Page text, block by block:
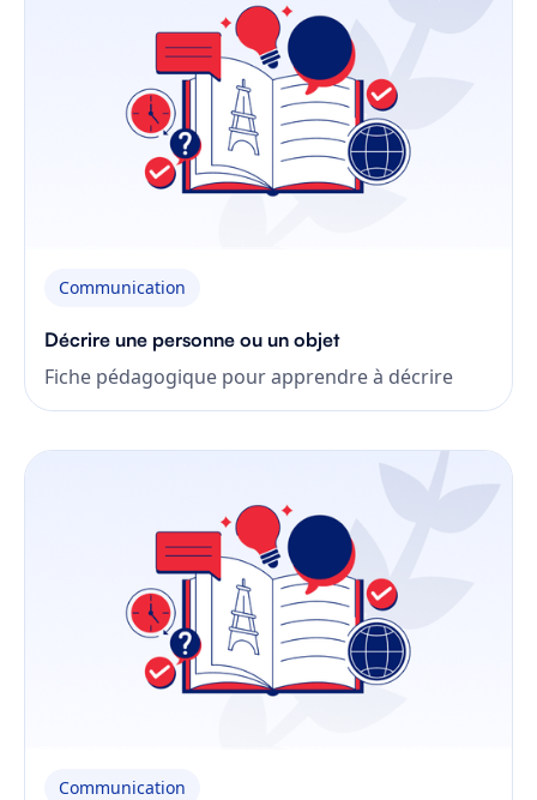
Communication
Décrire une personne ou un objet
Fiche pédagogique pour apprendre à décrire
Communication